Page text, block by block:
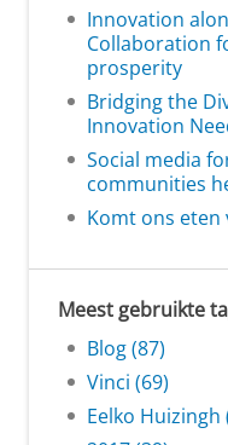
Innovation
Collaboration
prosperity
Bridging the
Innovation
Social media
communities
Komt ons eten
Meest gebruikte
Blog (87)
Vinci (69)
Eelko Huizingh